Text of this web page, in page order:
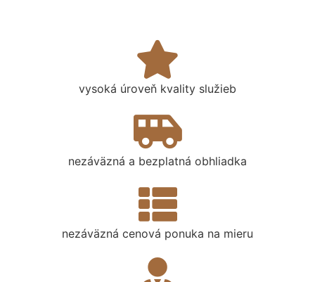
vysoká úroveň kvality služieb
nezáväzná a bezplatná obhliadka
nezáväzná cenová ponuka na mieru